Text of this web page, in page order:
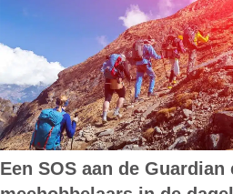
Een SOS aan de Guardian